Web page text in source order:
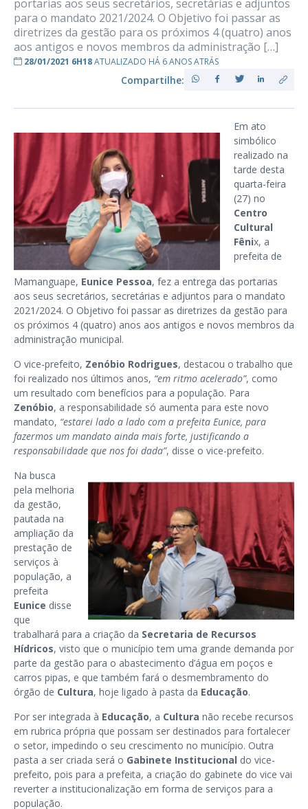
portarias aos seus secretários, secretárias e adjuntos
para o mandato 2021/2024. O Objetivo foi passar as
diretrizes da gestão para os próximos 4 (quatro) anos
aos antigos e novos membros da administração […]
28/01/2021 6H18ATUALIZADO HÁ 6 ANOS ATRÁS
Compartilhe:
Em ato
simbólico
realizado na
tarde desta
quarta-feira
(27) no
Centro
Cultural
Fênix, a
prefeita de
Mamanguape, Eunice Pessoa, fez a entrega das portarias
aos seus secretários, secretárias e adjuntos para o mandato
2021/2024. O Objetivo foi passar as diretrizes da gestão para
os próximos 4 (quatro) anos aos antigos e novos membros da
administração municipal.
O vice-prefeito, Zenóbio Rodrigues, destacou o trabalho que
foi realizado nos últimos anos, “em ritmo acelerado”, como
um resultado com benefícios para a população. Para
Zenóbio, a responsabilidade só aumenta para este novo
mandato, “estarei lado a lado com a prefeita Eunice, para
fazermos um mandato ainda mais forte, justificando a
responsabilidade que nos foi dada”, disse o vice-prefeito.
Na busca
pela melhoria
da gestão,
pautada na
ampliação da
prestação de
serviços à
população, a
prefeita
Eunice disse
que
trabalhará para a criação da Secretaria de Recursos
Hídricos, visto que o município tem uma grande demanda por
parte da gestão para o abastecimento d’água em poços e
carros pipas, e que também fará o desmembramento do
órgão de Cultura, hoje ligado à pasta da Educação.
Por ser integrada à Educação, a Cultura não recebe recursos
em rubrica própria que possam ser destinados para fortalecer
o setor, impedindo o seu crescimento no município. Outra
pasta a ser criada será o Gabinete Institucional do vice-
prefeito, pois para a prefeita, a criação do gabinete do vice vai
reverter a institucionalização em forma de serviços para a
população.